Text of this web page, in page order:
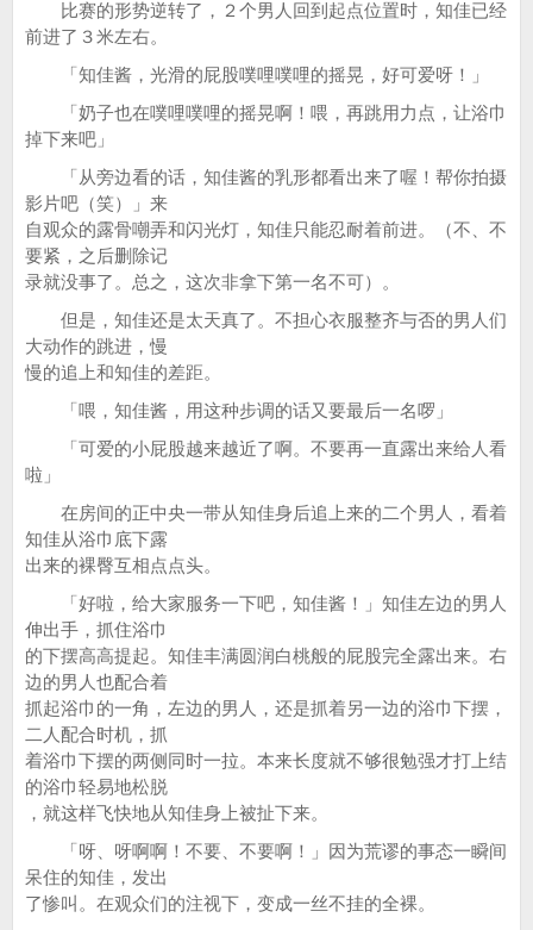
比赛的形势逆转了，２个男人回到起点位置时，知佳已经
前进了３米左右。
「知佳酱，光滑的屁股噗哩噗哩的摇晃，好可爱呀！」
「奶子也在噗哩噗哩的摇晃啊！喂，再跳用力点，让浴巾
掉下来吧」
「从旁边看的话，知佳酱的乳形都看出来了喔！帮你拍摄
影片吧（笑）」来
自观众的露骨嘲弄和闪光灯，知佳只能忍耐着前进。（不、不
要紧，之后删除记
录就没事了。总之，这次非拿下第一名不可）。
但是，知佳还是太天真了。不担心衣服整齐与否的男人们
大动作的跳进，慢
慢的追上和知佳的差距。
「喂，知佳酱，用这种步调的话又要最后一名啰」
「可爱的小屁股越来越近了啊。不要再一直露出来给人看
啦」
在房间的正中央一带从知佳身后追上来的二个男人，看着
知佳从浴巾底下露
出来的裸臀互相点点头。
「好啦，给大家服务一下吧，知佳酱！」知佳左边的男人
伸出手，抓住浴巾
的下摆高高提起。知佳丰满圆润白桃般的屁股完全露出来。右
边的男人也配合着
抓起浴巾的一角，左边的男人，还是抓着另一边的浴巾下摆，
二人配合时机，抓
着浴巾下摆的两侧同时一拉。本来长度就不够很勉强才打上结
的浴巾轻易地松脱
，就这样飞快地从知佳身上被扯下来。
「呀、呀啊啊！不要、不要啊！」因为荒谬的事态一瞬间
呆住的知佳，发出
了惨叫。在观众们的注视下，变成一丝不挂的全裸。